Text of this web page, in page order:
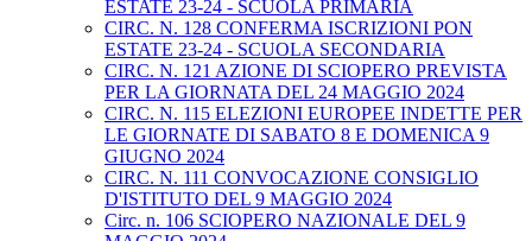
ESTATE 23-24 - SCUOLA PRIMARIA
CIRC. N. 128 CONFERMA ISCRIZIONI PON
ESTATE 23-24 - SCUOLA SECONDARIA
CIRC. N. 121 AZIONE DI SCIOPERO PREVISTA
PER LA GIORNATA DEL 24 MAGGIO 2024
CIRC. N. 115 ELEZIONI EUROPEE INDETTE PER
LE GIORNATE DI SABATO 8 E DOMENICA 9
GIUGNO 2024
CIRC. N. 111 CONVOCAZIONE CONSIGLIO
D'ISTITUTO DEL 9 MAGGIO 2024
Circ. n. 106 SCIOPERO NAZIONALE DEL 9